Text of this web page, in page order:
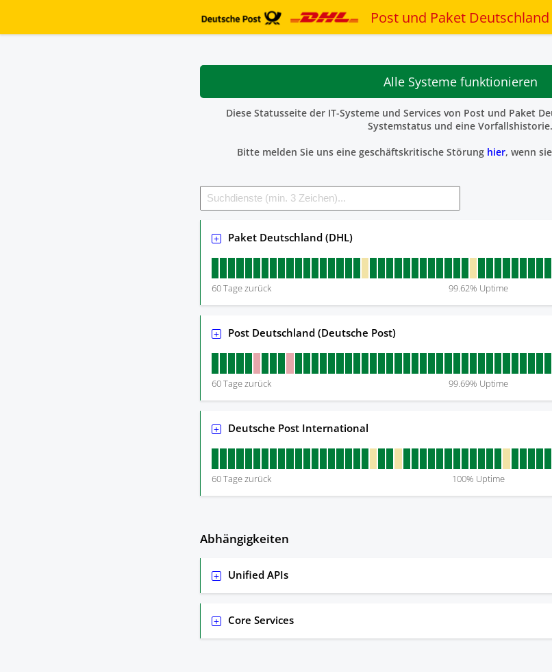
Post und Paket
Alle Systeme funktionieren
Diese Statusseite der IT-Systeme und Services von Post und Paket
Systemstatus und eine Vorfallshistorie.
Bitte melden Sie uns eine geschäftskritische Störung hier, wenn
Paket Deutschland (DHL)
60Tage zurück 99.62% Uptime
Post Deutschland (Deutsche Post)
60Tage zurück 99.69% Uptime
Deutsche Post International
60Tage zurück 100% Uptime
Abhängigkeiten
Unified APIs
Core Services